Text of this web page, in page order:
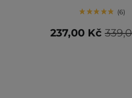
6
237,00 Kč